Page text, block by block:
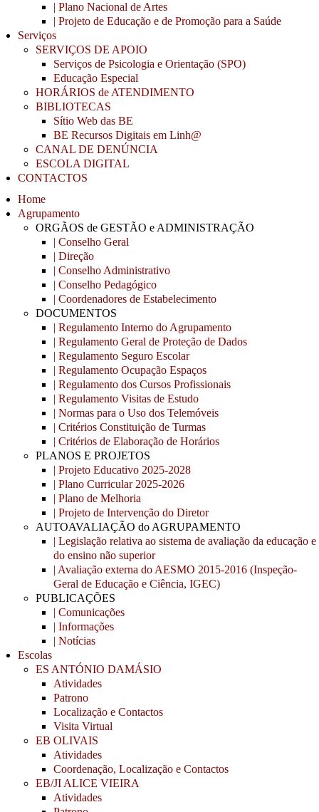
| Plano Nacional de Artes
| Projeto de Educação e de Promoção para a Saúde
Serviços
SERVIÇOS DE APOIO
Serviços de Psicologia e Orientação (SPO)
Educação Especial
HORÁRIOS de ATENDIMENTO
BIBLIOTECAS
Sítio Web das BE
BE Recursos Digitais em Linh@
CANAL DE DENÚNCIA
ESCOLA DIGITAL
CONTACTOS
Home
Agrupamento
ORGÃOS de GESTÃO e ADMINISTRAÇÃO
| Conselho Geral
| Direção
| Conselho Administrativo
| Conselho Pedagógico
| Coordenadores de Estabelecimento
DOCUMENTOS
| Regulamento Interno do Agrupamento
| Regulamento Geral de Proteção de Dados
| Regulamento Seguro Escolar
| Regulamento Ocupação Espaços
| Regulamento dos Cursos Profissionais
| Regulamento Visitas de Estudo
| Normas para o Uso dos Telemóveis
| Critérios Constituição de Turmas
| Critérios de Elaboração de Horários
PLANOS E PROJETOS
| Projeto Educativo 2025-2028
| Plano Curricular 2025-2026
| Plano de Melhoria
| Projeto de Intervenção do Diretor
AUTOAVALIAÇÃO do AGRUPAMENTO
| Legislação relativa ao sistema de avaliação da educação e
do ensino não superior
| Avaliação externa do AESMO 2015-2016 (Inspeção-
Geral de Educação e Ciência, IGEC)
PUBLICAÇÕES
| Comunicações
| Informações
| Notícias
Escolas
ES ANTÓNIO DAMÁSIO
Atividades
Patrono
Localização e Contactos
Visita Virtual
EB OLIVAIS
Atividades
Coordenação, Localização e Contactos
EB/JI ALICE VIEIRA
Atividades